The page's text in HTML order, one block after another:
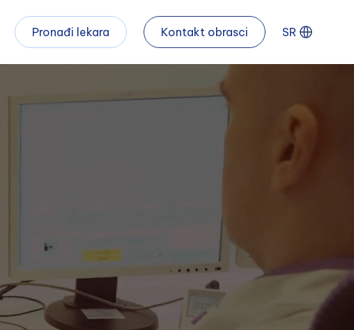
Pronađi lekara Kontakt obrasci SR